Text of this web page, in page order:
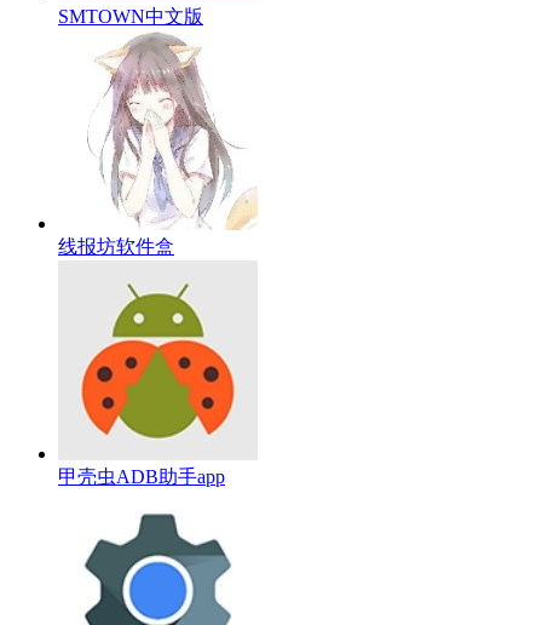
SMTOWN中文版
线报坊软件盒
甲壳虫ADB助手app